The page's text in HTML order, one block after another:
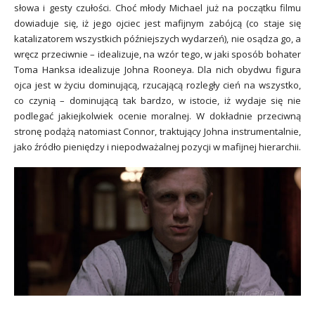
słowa i gesty czułości. Choć młody Michael już na początku filmu
dowiaduje się, iż jego ojciec jest mafijnym zabójcą (co staje się
katalizatorem wszystkich późniejszych wydarzeń), nie osądza go, a
wręcz przeciwnie – idealizuje, na wzór tego, w jaki sposób bohater
Toma Hanksa idealizuje Johna Rooneya. Dla nich obydwu figura
ojca jest w życiu dominującą, rzucającą rozległy cień na wszystko,
co czynią – dominującą tak bardzo, w istocie, iż wydaje się nie
podlegać jakiejkolwiek ocenie moralnej. W dokładnie przeciwną
stronę podążą natomiast Connor, traktujący Johna instrumentalnie,
jako źródło pieniędzy i niepodważalnej pozycji w mafijnej hierarchii.